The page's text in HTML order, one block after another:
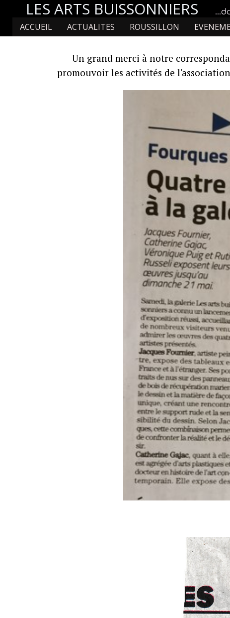
LES ARTS BUISSONNIERS
ACCUEIL ACTUALITES ROUSSILLON
Un grand merci à notre
promouvoir les activités de